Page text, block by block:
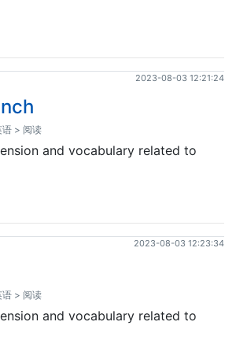
2023-08-03 12:21:24
> 阅读
and vocabulary related to
2023-08-03 12:23:34
> 阅读
and vocabulary related to